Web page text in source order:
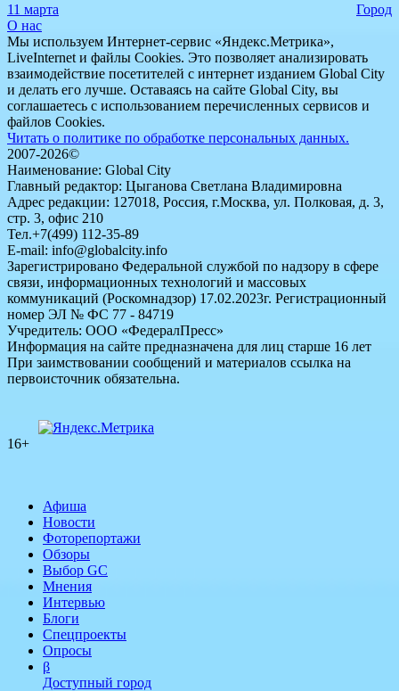
11 марта
Город
О нас
Мы используем Интернет-сервис «Яндекс.Метрика»,
LiveInternet и файлы Cookies. Это позволяет анализировать
взаимодействие посетителей с интернет изданием Global City
и делать его лучше. Оставаясь на сайте Global City, вы
соглашаетесь с использованием перечисленных сервисов и
файлов Cookies.
Читать о политике по обработке персональных данных.
2007-2026©
Наименование: Global City
Главный редактор: Цыганова Светлана Владимировна
Адрес редакции: 127018, Россия, г.Москва, ул. Полковая, д. 3,
стр. 3, офис 210
Тел.+7(499) 112-35-89
E-mail: info@globalcity.info
Зарегистрировано Федеральной службой по надзору в сфере
связи, информационных технологий и массовых
коммуникаций (Роскомнадзор) 17.02.2023г. Регистрационный
номер ЭЛ № ФС 77 - 84719
Учредитель: ООО «ФедералПресс»
Информация на сайте предназначена для лиц старше 16 лет
При заимствовании сообщений и материалов ссылка на
первоисточник обязательна.
16+
Афиша
Новости
Фоторепортажи
Обзоры
Выбор GC
Мнения
Интервью
Блоги
Спецпроекты
Опросы
β
Доступный город